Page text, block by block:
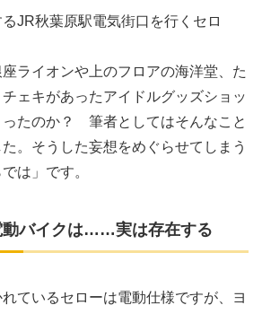
JR秋葉原駅電気街口を行くセロ
ライオンや上のフロアの海洋堂、た
ェキがあったアイドルグッズショッ
ったのか？ 筆者としてはそんなこと
。そうした妄想をめぐらせてしまう
は」です。
動バイクは……実は存在する
ているセローは電動仕様ですが、ヨ